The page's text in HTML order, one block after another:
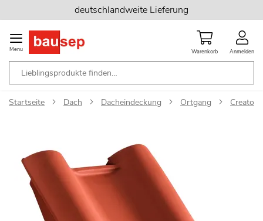
Inhalt
springen
deutschlandweite Lieferung
Menu Warenkorb Anmelden
Startseite Dach Dacheindeckung Ortgang Creaton
Bildgalerie
springen